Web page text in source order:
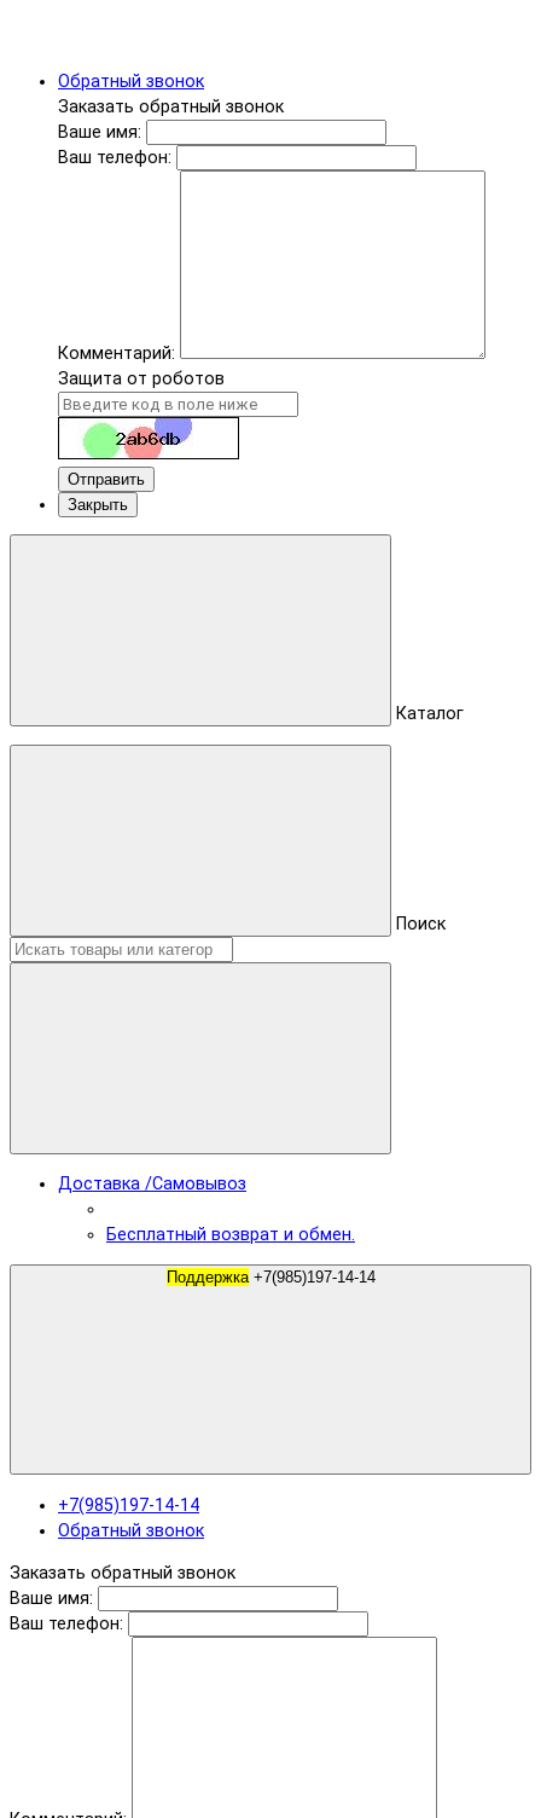
Обратный звонок
Заказать обратный звонок
Ваше имя:
Ваш телефон:
Комментарий:
Защита от роботов
Отправить
Закрыть
Каталог
Поиск
Доставка /Самовывоз
Бесплатный возврат и обмен.
Поддержка +7(985)197-14-14
+7(985)197-14-14
Обратный звонок
Заказать обратный звонок
Ваше имя:
Ваш телефон: